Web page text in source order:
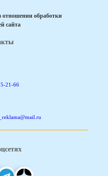
обработки
сайта
5-21-66